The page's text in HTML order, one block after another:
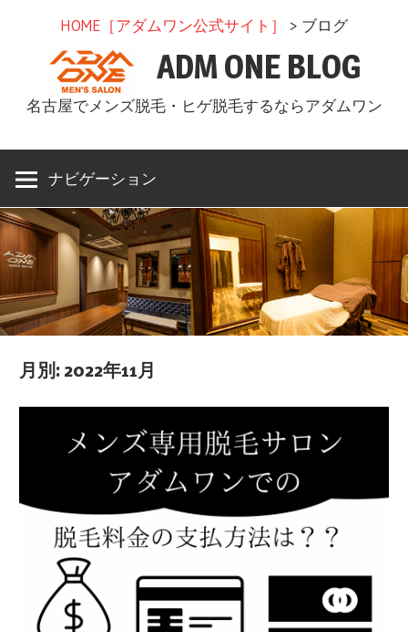
へ
ッ
プ
HOME［アダムワン公式サイト］ > ブログ
ADM ONE BLOG
名古屋でメンズ脱毛・ヒゲ脱毛するならアダムワン
ナビゲーション
月別: 2022年11月